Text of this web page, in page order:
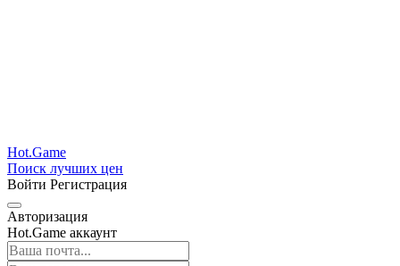
Hot.Game
Поиск лучших цен
Войти Регистрация
Авторизация
Hot.Game аккаунт